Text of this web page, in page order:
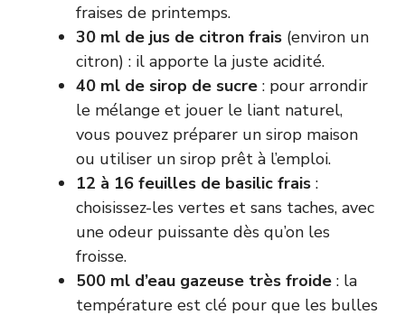
fraises de printemps.
30 ml de jus de citron frais (environ un
citron) : il apporte la juste acidité.
40 ml de sirop de sucre : pour arrondir
le mélange et jouer le liant naturel,
vous pouvez préparer un sirop maison
ou utiliser un sirop prêt à l’emploi.
12 à 16 feuilles de basilic frais :
choisissez-les vertes et sans taches, avec
une odeur puissante dès qu’on les
froisse.
500 ml d’eau gazeuse très froide : la
température est clé pour que les bulles